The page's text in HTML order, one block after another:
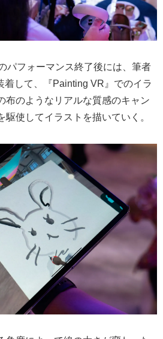
パフォーマンス終了後には、筆者
着して、『Painting VR』でのイラ
布のようなリアルな質感のキャン
使してイラストを描いていく。